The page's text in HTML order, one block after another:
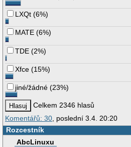
LXQt (6%)
MATE (6%)
TDE (2%)
Xfce (15%)
jiné/žádné (23%)
Celkem 2346 hlasů
Komentářů: 30 , poslední 3.4. 20:20
Rozcestník
AbcLinuxu